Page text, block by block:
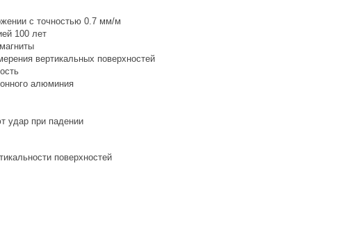
с точностью 0.7 мм/м
100 лет
вертикальных поверхностей
алюминия
удар при падении
поверхностей